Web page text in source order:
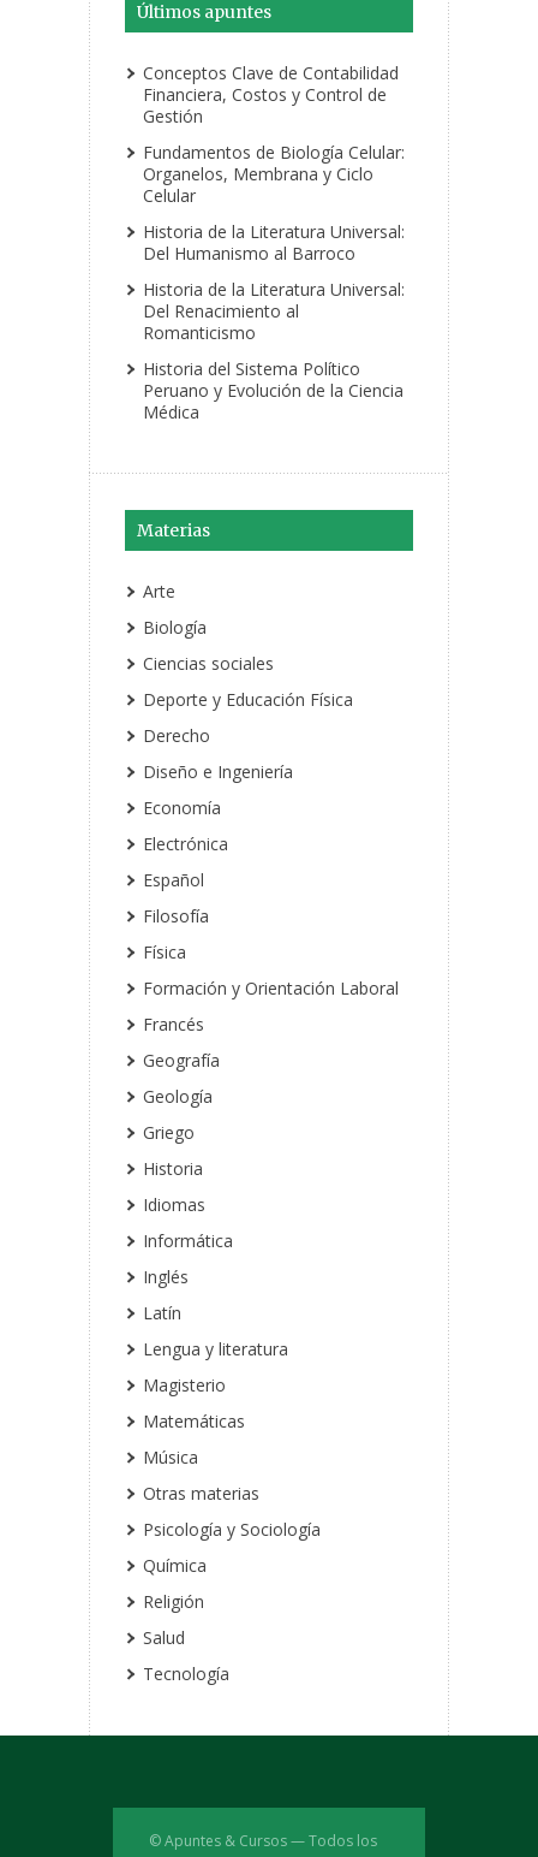
Últimos apuntes
Conceptos Clave de Contabilidad
Financiera, Costos y Control de
Gestión
Fundamentos de Biología Celular:
Organelos, Membrana y Ciclo
Celular
Historia de la Literatura Universal:
Del Humanismo al Barroco
Historia de la Literatura Universal:
Del Renacimiento al
Romanticismo
Historia del Sistema Político
Peruano y Evolución de la Ciencia
Médica
Materias
Arte
Biología
Ciencias sociales
Deporte y Educación Física
Derecho
Diseño e Ingeniería
Economía
Electrónica
Español
Filosofía
Física
Formación y Orientación Laboral
Francés
Geografía
Geología
Griego
Historia
Idiomas
Informática
Inglés
Latín
Lengua y literatura
Magisterio
Matemáticas
Música
Otras materias
Psicología y Sociología
Química
Religión
Salud
Tecnología
© Apuntes & Cursos — Todos los